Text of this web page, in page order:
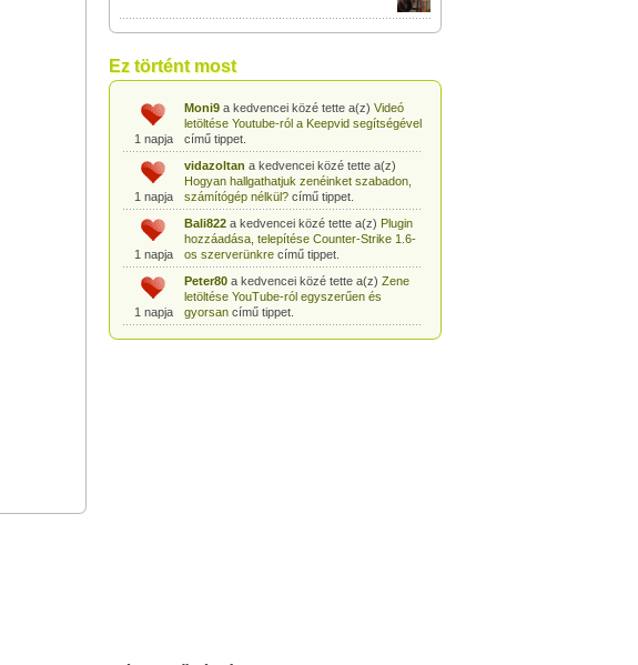
Ez történt most
1 napja
hónapos kortólcímű tippet.
1 napja
Babakonyha - Alma-banán püré készítése
egyszerűencímű tippet.
1 napja
Moni9a kedvencei közé tette a(z) Videó
letöltése Youtube-ról a Keepvid segítségével
című tippet.
1 napja
vidazoltan a kedvencei közé tette a(z)
Hogyan hallgathatjuk zenéinket szabadon,
számítógép nélkül?című tippet.
1 napja
Bali822a kedvencei közé tette a(z) Plugin
hozzáadása, telepítése Counter-Strike 1.6-
os szerverünkrecímű tippet.
1 napja
Peter80a kedvencei közé tette a(z) Zene
letöltése YouTube-ról egyszerűen és
gyorsancímű tippet.
Heni77a kedvencei közé tette a(z)Counter